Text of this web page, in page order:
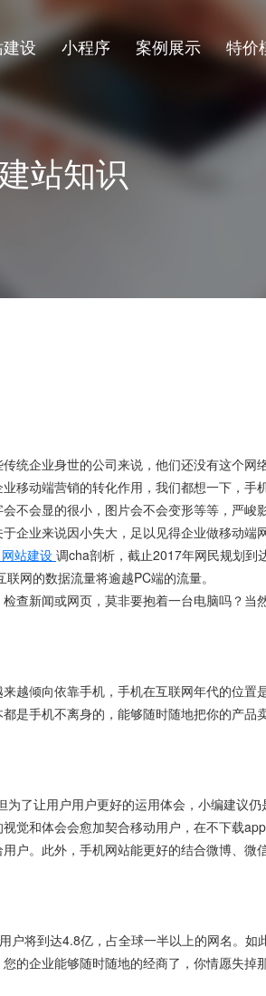
设 小程序 案例展示 特价
建站知识
统企业身世的公司来说，他们还没有这个网
移动端营销的转化作用，我们都想一下，手
不会显的很小，图片会不会变形等等，严峻
企业来说因小失大，足以见得企业做移动端
网站建设 调cha剖析，截止2017年网民规划到
网的数据流量将逾越PC端的流量。
查新闻或网页，莫非要抱着一台电脑吗？当
越倾向依靠手机，手机在互联网年代的位置
是手机不离身的，能够随时随地把你的产品
了让用户用户更好的运用体会，小编建议仍
觉和体会会愈加契合移动用户，在不下载
户。此外，手机网站能更好的结合微博、微
户将到达4.8亿，占全球一半以上的网名。如
的企业能够随时随地的经商了，你情愿失掉